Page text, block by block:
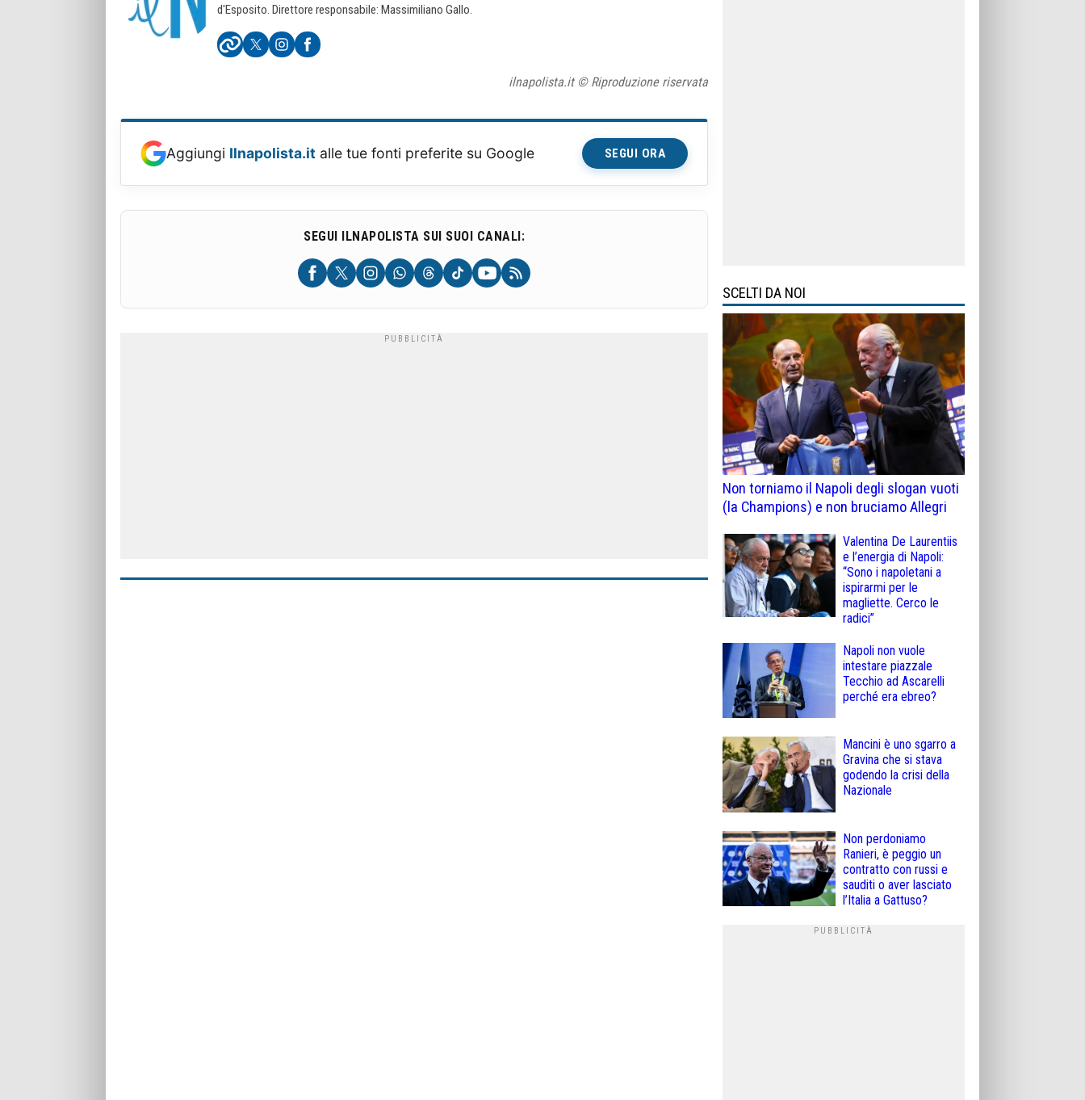
d'Esposito. Direttore responsabile: Massimiliano Gallo.
ilnapolista.it © Riproduzione riservata
Aggiungi Ilnapolista.it alle tue fonti preferite su Google SEGUI ORA
SEGUI ILNAPOLISTA SUI SUOI CANALI:
SCELTI DA NOI
Non torniamo il Napoli degli slogan vuoti
(la Champions) e non bruciamo Allegri
Valentina De Laurentiis
e l’energia di Napoli:
“Sono i napoletani a
ispirarmi per le
magliette. Cerco le
radici”
Napoli non vuole
intestare piazzale
Tecchio ad Ascarelli
perché era ebreo?
Mancini è uno sgarro a
Gravina che si stava
godendo la crisi della
Nazionale
Non perdoniamo
Ranieri, è peggio un
contratto con russi e
sauditi o aver lasciato
l’Italia a Gattuso?